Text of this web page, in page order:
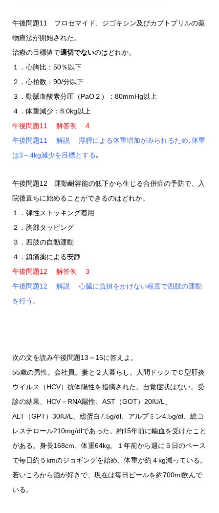
午後問題11 フロセマイド、ジゴキシン及びカプトプリルの薬
物療法が開始された。
治療の目標値で適切でないのはどれか。
１．心胸比：50％以下
２．心拍数：90/分以下
３．動脈血酸素分圧（PaO２）：80mmHg以上
４．体重減少：8.0kg以上
午後問題11 解答例 4
午後問題11 解説 浮腫による体重増加がみられるため､体重
は3～4kg減少を目標とする｡
午後問題12 運動耐容能の低下から生じる合併症の予防で、入
院後直ちに始めることができるのはどれか。
１．弾性ストッキング着用
２．胸部タッピング
３．四肢の自動運動
４．鎮痛薬による安静
午後問題12 解答例 3
午後問題12 解説 心臓に負担をかけない程度で四肢の運動
を行う。
次の文を読み午後問題13～15に答えよ。
55歳の男性。会社員。妻と２人暮らし。人間ドックでＣ型肝炎
ウイルス（HCV）抗体陽性を指摘された。自覚症状はない。受
診の結果、HCV－RNA陽性、AST（GOT）20IU/L、
ALT（GPT）30IU/L、総蛋白7.5g/dl、アルブミン4.5g/dl、総コ
レステロール210mg/dlであった。約15年前に輸血を受けたこと
がある。身長168cm、体重64kg。１年前から週に５日のペース
で毎日約５kmのジョギングを始め、体重が約４kg減っている。
若いころから酒が好きで、現在は毎日ビールを約700ml飲んで
いる。